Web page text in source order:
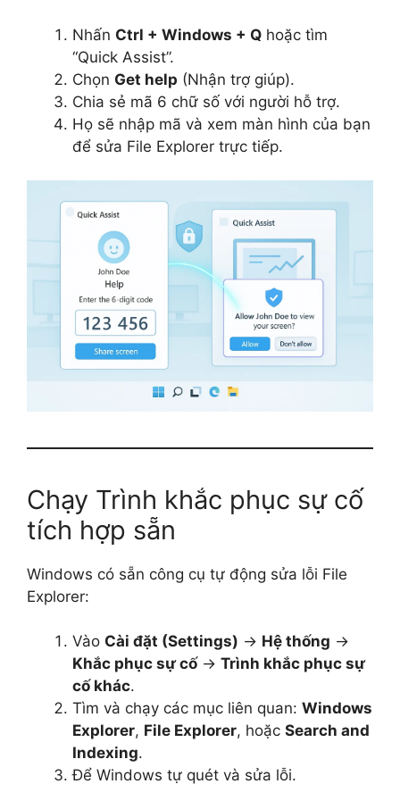
Nhấn Ctrl + Windows + Q hoặc tìm
“Quick Assist”.
Chọn Get help (Nhận trợ giúp).
Chia sẻ mã 6 chữ số với người hỗ trợ.
Họ sẽ nhập mã và xem màn hình của bạn
để sửa File Explorer trực tiếp.
Chạy Trình khắc phục sự cố
tích hợp sẵn
Windows có sẵn công cụ tự động sửa lỗi File
Explorer:
Vào Cài đặt (Settings) → Hệ thống →
Khắc phục sự cố→ Trình khắc phục sự
cố khác.
Tìm và chạy các mục liên quan: Windows
Explorer, File Explorer, hoặc Search and
Indexing.
Để Windows tự quét và sửa lỗi.